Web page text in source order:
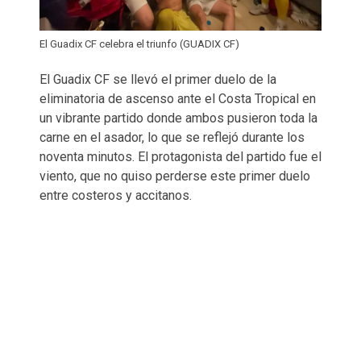
El Guadix CF celebra el triunfo (GUADIX CF)
El Guadix CF se llevó el primer duelo de la
eliminatoria de ascenso ante el Costa Tropical en
un vibrante partido donde ambos pusieron toda la
carne en el asador, lo que se reflejó durante los
noventa minutos. El protagonista del partido fue el
viento, que no quiso perderse este primer duelo
entre costeros y accitanos.